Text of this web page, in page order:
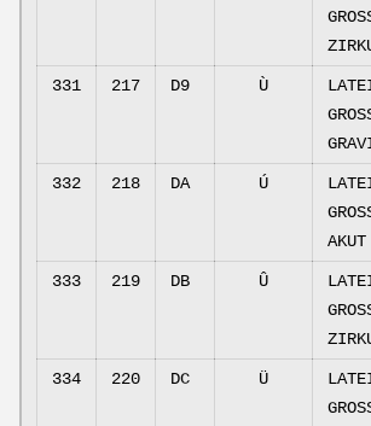
331 217 D9 Ù
332 218 DA Ú
AKUT
333 219 DB Û
334 220 DC Ü